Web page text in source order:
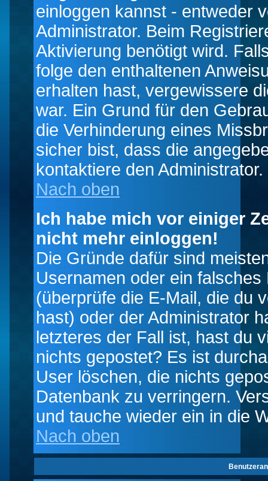
einloggen kannst - entweder
Administrator. Beim
Aktivierung benötigt wird.
folge den enthaltenen
erhalten hast, vergewissere
war. Ein Grund für den
die Verhinderung eines
sicher bist, dass die
kontaktiere den Administrator.
Nach oben
Ich habe mich vor einiger
nicht mehr einloggen!
Die Gründe dafür sind
Usernamen oder ein
(überprüfe die E-Mail, die du
hast) oder der Administrator
letzteres der Fall ist, hast du
nichts gepostet? Es ist
User löschen, die nichts
Datenbank zu verringern.
und tauche wieder ein in die
Nach oben